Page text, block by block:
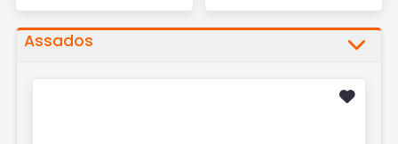
Assados